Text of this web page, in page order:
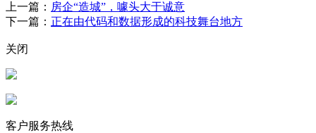
上一篇： 房企“造城”，噱头大于诚意
下一篇： 正在由代码和数据形成的科技舞台地方
关闭
客户服务热线